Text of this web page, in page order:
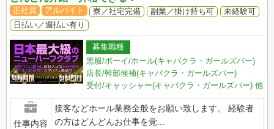
正社員 アルバイト 寮／社宅完備 副業／掛け持ち可
未経験可
日払い／週払い有り
募集職種
黒服/ボーイ/ホール(キャバクラ・ガールズバー)
店長/幹部候補(キャバクラ・ガールズバー)
受付/キャッシャー(キャバクラ・ガールズバー) 他
仕事内容
接客などホール業務全般をお願い致します。 経験者
の方はどんどんお仕事を覚...